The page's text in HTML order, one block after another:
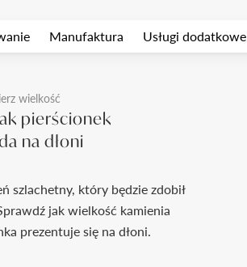
Manufaktura Usługi dodatkowe
wielkość
pierścionek
na dłoni
szlachetny, który będzie zdobił
jak wielkość kamienia
prezentuje się na dłoni.